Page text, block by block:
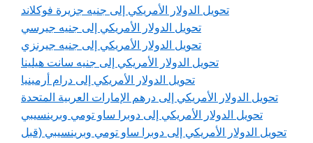
تحويل الدولار الأمريكي إلى جنيه جزيرة فوكلاند
تحويل الدولار الأمريكي إلى جنيه جيرسي
تحويل الدولار الأمريكي إلى جنيه جيرنزي
تحويل الدولار الأمريكي إلى جنيه سانت هيلينا
تحويل الدولار الأمريكي إلى درام أرمينيا
تحويل الدولار الأمريكي إلى درهم الإمارات العربية المتحدة
تحويل الدولار الأمريكي إلى دوبرا ساو تومي وبرينسيبي
تحويل الدولار الأمريكي إلى دوبرا ساو تومي وبرينسيبي (قبل